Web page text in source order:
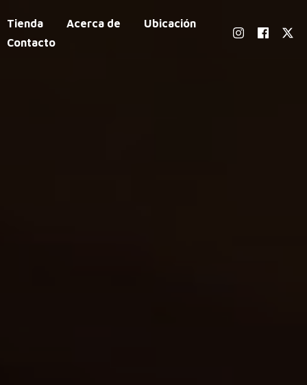
Tienda Acerca de
Ubicación
Contacto